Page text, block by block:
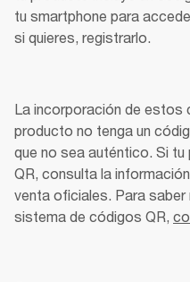
tu smartphone para
si quieres, registrarlo.
La incorporación de estos
producto no tenga un
que no sea auténtico. Si
QR, consulta la
venta oficiales. Para
sistema de códigos QR,